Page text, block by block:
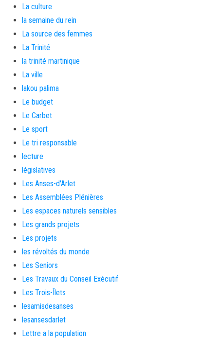
La culture
la semaine du rein
La source des femmes
La Trinité
la trinité martinique
La ville
lakou palima
Le budget
Le Carbet
Le sport
Le tri responsable
lecture
législatives
Les Anses-d'Arlet
Les Assemblées Plénières
Les espaces naturels sensibles
Les grands projets
Les projets
les révoltés du monde
Les Seniors
Les Travaux du Conseil Exécutif
Les Trois-Îlets
lesamisdesanses
lesansesdarlet
Lettre a la population